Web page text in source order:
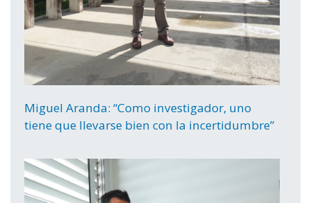
Miguel Aranda: “Como investigador, uno
tiene que llevarse bien con la incertidumbre”